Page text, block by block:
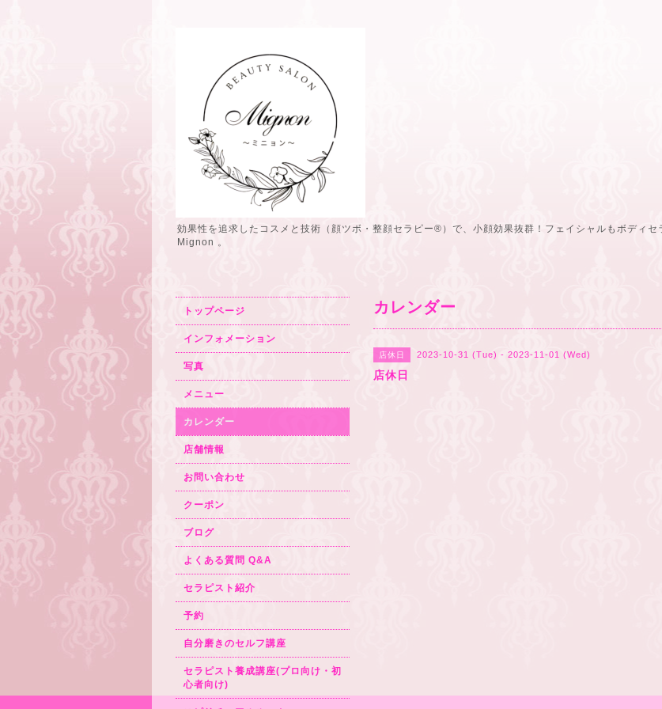
効果性を追求したコスメと技術（顔ツボ・整顔セラピー®️）で、小顔効果抜群！フェイシャルもボディ
Mignon 。
カレンダー
店休日 2023-10-31 (Tue) - 2023-11-01 (Wed)
店休日
トップページ
インフォメーション
写真
メニュー
カレンダー
店舗情報
お問い合わせ
クーポン
ブログ
よくある質問 Q&A
セラピスト紹介
予約
自分磨きのセルフ講座
セラピスト養成講座(プロ向け・初
心者向け)